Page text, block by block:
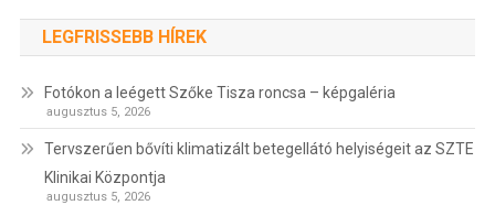
LEGFRISSEBB HÍREK
Fotókon a leégett Szőke Tisza roncsa – képgaléria
augusztus 5, 2026
Tervszerűen bővíti klimatizált betegellátó helyiségeit az SZTE
Klinikai Központja
augusztus 5, 2026